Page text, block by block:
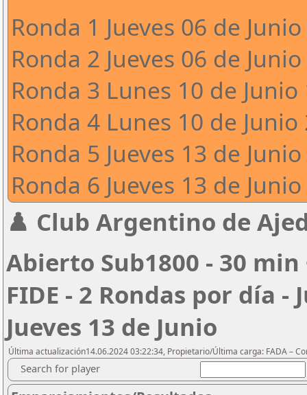
Ronda 1 Jueves 06 de
Ronda 2 Jueves 06 de
Ronda 3 Lunes 10 de Junio
Ronda 4 Lunes 10 de Junio
Ronda 5 Jueves 13 de
Ronda 6 Jueves 13 de
♟️ Club Argentino de
Abierto Sub1800 - 30 min
FIDE - 2 Rondas por día -
Jueves 13 de Junio
Última actualización14.06.2024 03:22:34, Propietario/Última carga: FADA –
Search for player